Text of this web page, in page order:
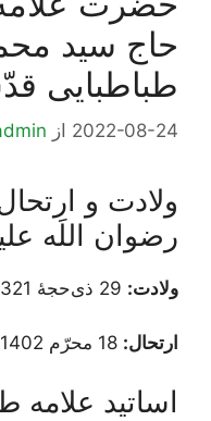
حاج سید
طباطبایی
2022-08-24 از
ولادت و
رضوان اللَه
ولادت:
ارتحال:
اساتید علامه